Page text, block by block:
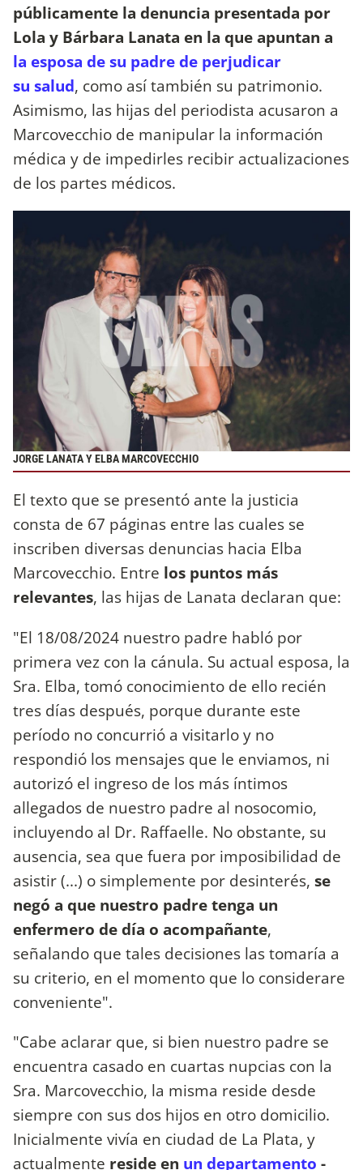
públicamente la denuncia presentada por
Lola y Bárbara Lanata en la que apuntan a
la esposa de su padre de perjudicar
su salud, como así también su patrimonio.
Asimismo, las hijas del periodista acusaron a
Marcovecchio de manipular la información
médica y de impedirles recibir actualizaciones
de los partes médicos.
JORGE LANATA Y ELBA MARCOVECCHIO
El texto que se presentó ante la justicia
consta de 67 páginas entre las cuales se
inscriben diversas denuncias hacia Elba
Marcovecchio. Entre los puntos más
relevantes, las hijas de Lanata declaran que:
"El 18/08/2024 nuestro padre habló por
primera vez con la cánula. Su actual esposa, la
Sra. Elba, tomó conocimiento de ello recién
tres días después, porque durante este
período no concurrió a visitarlo y no
respondió los mensajes que le enviamos, ni
autorizó el ingreso de los más íntimos
allegados de nuestro padre al nosocomio,
incluyendo al Dr. Raffaelle. No obstante, su
ausencia, sea que fuera por imposibilidad de
asistir (...) o simplemente por desinterés, se
negó a que nuestro padre tenga un
enfermero de día o acompañante,
señalando que tales decisiones las tomaría a
su criterio, en el momento que lo considerare
conveniente".
"Cabe aclarar que, si bien nuestro padre se
encuentra casado en cuartas nupcias con la
Sra. Marcovecchio, la misma reside desde
siempre con sus dos hijos en otro domicilio.
Inicialmente vivía en ciudad de La Plata, y
actualmente reside en un departamento -